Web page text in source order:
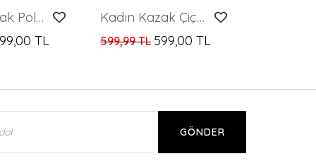
Kadın Kazak Polo Yaka Fermuarlı Kazak B.Yeşil - 10118
TL
Kadın Kazak Çiçek Desenli Delikli Kazak Kadın Kazak
599,99 TL 599,00 TL
GÖNDER